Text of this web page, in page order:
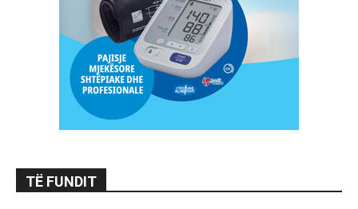
TË FUNDIT